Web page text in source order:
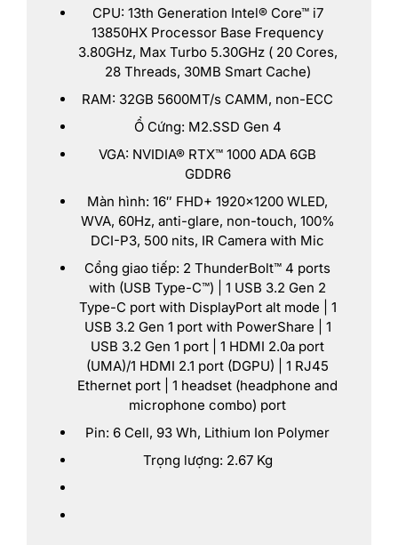
CPU: 13th Generation Intel® Core™ i7
13850HX Processor Base Frequency
3.80GHz, Max Turbo 5.30GHz ( 20 Cores,
28 Threads, 30MB Smart Cache)
RAM: 32GB 5600MT/s CAMM, non-ECC
Ổ Cứng: M2.SSD Gen 4
VGA: NVIDIA® RTX™ 1000 ADA 6GB
GDDR6
Màn hình: 16″ FHD+ 1920×1200 WLED,
WVA, 60Hz, anti-glare, non-touch, 100%
DCI-P3, 500 nits, IR Camera with Mic
Cổng giao tiếp: 2 ThunderBolt™ 4 ports
with (USB Type-C™) | 1 USB 3.2 Gen 2
Type-C port with DisplayPort alt mode | 1
USB 3.2 Gen 1 port with PowerShare | 1
USB 3.2 Gen 1 port | 1 HDMI 2.0a port
(UMA)/1 HDMI 2.1 port (DGPU) | 1 RJ45
Ethernet port | 1 headset (headphone and
microphone combo) port
Pin: 6 Cell, 93 Wh, Lithium Ion Polymer
Trọng lượng: 2.67 Kg